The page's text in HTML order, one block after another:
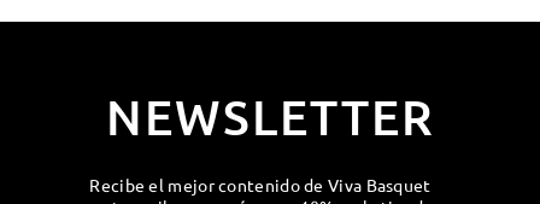
NEWSLETTER
Recibe el mejor contenido de Viva Basquet